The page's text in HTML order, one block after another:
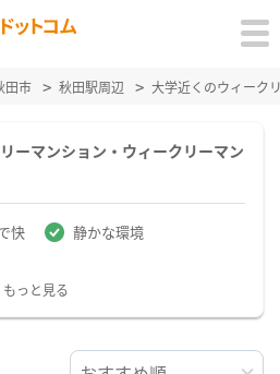
田市 秋田駅周辺 大学近くのウィーク
ーマンション・ウィークリーマン
快
静かな環境
もっと見る